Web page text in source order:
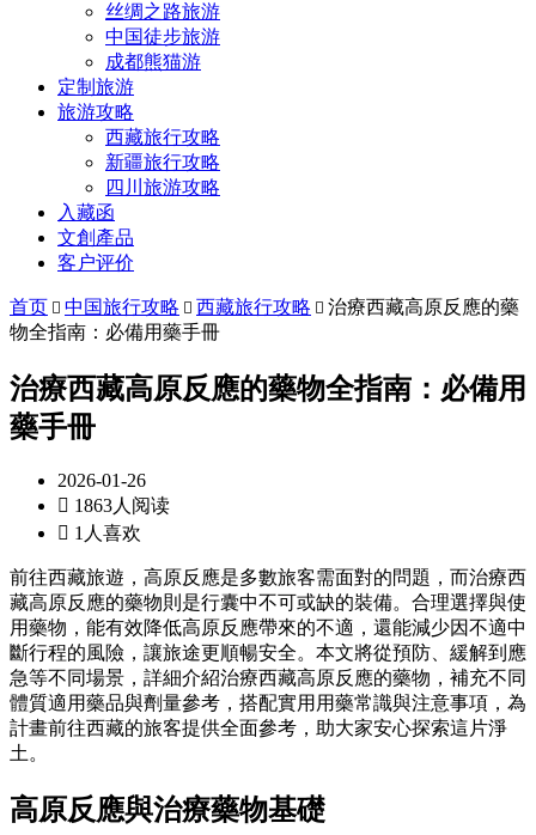
丝绸之路旅游
中国徒步旅游
成都熊猫游
定制旅游
旅游攻略
西藏旅行攻略
新疆旅行攻略
四川旅游攻略
入藏函
文創產品
客户评价
首页  中国旅行攻略  西藏旅行攻略  治療西藏高原反應的藥
物全指南：必備用藥手冊
治療西藏高原反應的藥物全指南：必備用
藥手冊
2026-01-26
 1863人阅读
 1人喜欢
前往西藏旅遊，高原反應是多數旅客需面對的問題，而治療西
藏高原反應的藥物則是行囊中不可或缺的裝備。合理選擇與使
用藥物，能有效降低高原反應帶來的不適，還能減少因不適中
斷行程的風險，讓旅途更順暢安全。本文將從預防、緩解到應
急等不同場景，詳細介紹治療西藏高原反應的藥物，補充不同
體質適用藥品與劑量參考，搭配實用用藥常識與注意事項，為
計畫前往西藏的旅客提供全面參考，助大家安心探索這片淨
土。
高原反應與治療藥物基礎